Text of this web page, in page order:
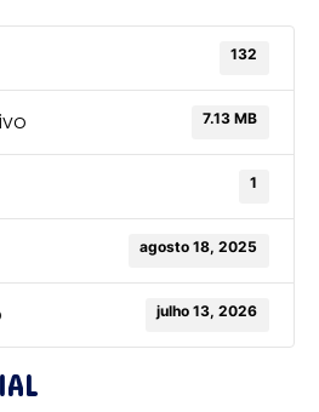
132
7.13 MB
1
agosto 18, 2025
julho 13, 2026